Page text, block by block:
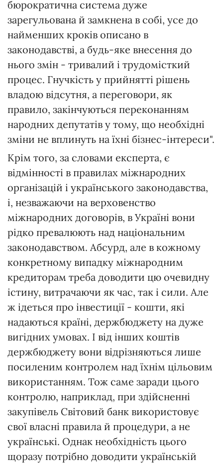
бюрократична система дуже
зарегульована й замкнена в собі, усе до
найменших кроків описано в
законодавстві, а будь-яке внесення до
нього змін - тривалий і трудомісткий
процес. Гнучкість у прийнятті рішень
владою відсутня, а переговори, як
правило, закінчуються переконанням
народних депутатів у тому, що необхідні
зміни не вплинуть на їхні бізнес-інтереси".
Крім того, за словами експерта, є
відмінності в правилах міжнародних
організацій і українського законодавства,
і, незважаючи на верховенство
міжнародних договорів, в Україні вони
рідко превалюють над національним
законодавством. Абсурд, але в кожному
конкретному випадку міжнародним
кредиторам треба доводити цю очевидну
істину, витрачаючи як час, так і сили. Але
ж ідеться про інвестиції - кошти, які
надаються країні, держбюджету на дуже
вигідних умовах. І від інших коштів
держбюджету вони відрізняються лише
посиленим контролем над їхнім цільовим
використанням. Тож саме заради цього
контролю, наприклад, при здійсненні
закупівель Світовий банк використовує
свої власні правила й процедури, а не
українські. Однак необхідність цього
щоразу потрібно доводити українській